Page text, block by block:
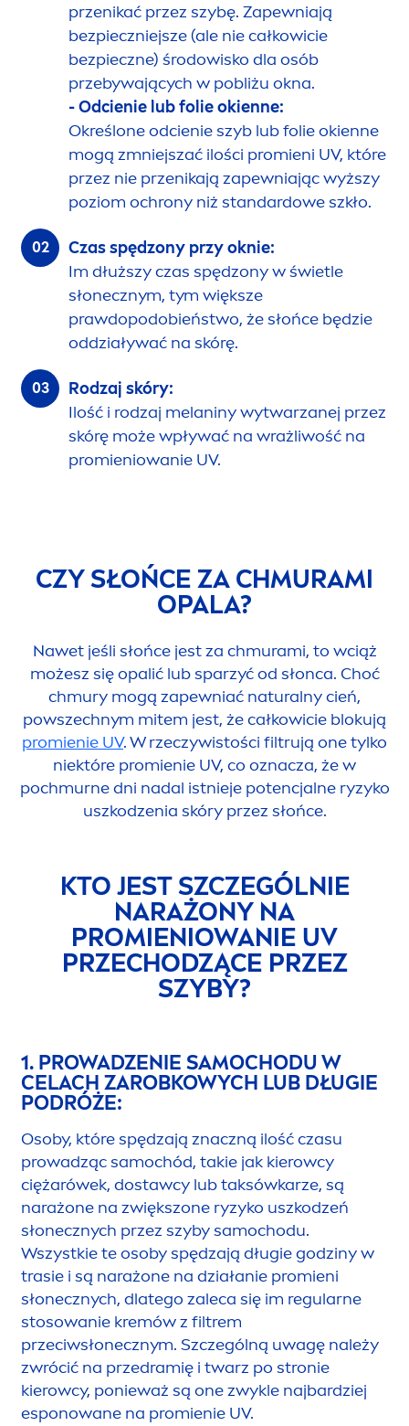
przenikać przez szybę. Zapewniają
bezpieczniejsze (ale nie całkowicie
bezpieczne) środowisko dla osób
przebywających w pobliżu okna.
- Odcienie lub folie okienne:
Określone odcienie szyb lub folie okienne
mogą zmniejszać ilości promieni UV, które
przez nie przenikają zapewniając wyższy
poziom ochrony niż standardowe szkło.
Czas spędzony przy oknie:
Im dłuższy czas spędzony w świetle
słonecznym, tym większe
prawdopodobieństwo, że słońce będzie
oddziaływać na skórę.
Rodzaj skóry:
Ilość i rodzaj melaniny wytwarzanej przez
skórę może wpływać na wrażliwość na
promieniowanie UV.
CZY SŁOŃCE ZA CHMURAMI
OPALA?
Nawet jeśli słońce jest za chmurami, to wciąż
możesz się opalić lub sparzyć od słonca. Choć
chmury mogą zapewniać naturalny cień,
powszechnym mitem jest, że całkowicie blokują
promienie UV. W rzeczywistości filtrują one tylko
niektóre promienie UV, co oznacza, że w
pochmurne dni nadal istnieje potencjalne ryzyko
uszkodzenia skóry przez słońce.
KTO JEST SZCZEGÓLNIE
NARAŻONY NA
PROMIENIOWANIE UV
PRZECHODZĄCE PRZEZ
SZYBY?
1. PROWADZENIE SAMOCHODU W
CELACH ZAROBKOWYCH LUB DŁUGIE
PODRÓŻE:
Osoby, które spędzają znaczną ilość czasu
prowadząc samochód, takie jak kierowcy
ciężarówek, dostawcy lub taksówkarze, są
narażone na zwiększone ryzyko uszkodzeń
słonecznych przez szyby samochodu.
Wszystkie te osoby spędzają długie godziny w
trasie i są narażone na działanie promieni
słonecznych, dlatego zaleca się im regularne
stosowanie kremów z filtrem
przeciwsłonecznym. Szczególną uwagę należy
zwrócić na przedramię i twarz po stronie
kierowcy, ponieważ są one zwykle najbardziej
esponowane na promienie UV.